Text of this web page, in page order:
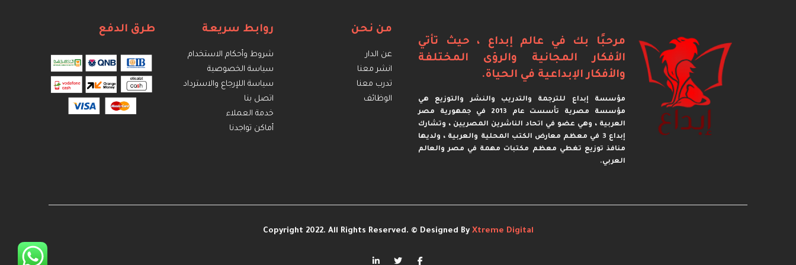
مرحبًا بك في عالم إبداع ، حيث تأتي
الأفكار المجانية والرؤى المختلفة
والأفكار الإبداعية في الحياة.
مؤسسة إبداع للترجمة والتدريب والنشر والتوزيع هي
مؤسسة مصرية تأسست عام 2013 في جمهورية مصر
العربية ، وهي عضو في اتحاد الناشرين المصريين ، وتشارك
إبداع 3 في معظم معارض الكتب المحلية والعربية ، ولديها
منافذ توزيع تغطي معظم مكتبات مهمة في مصر والعالم
العربي.
من نحن
عن الدار
انشر معنا
تدرب معنا
الوظائف
روابط سريعة
شروط وأحكام الاستخدام
سياسة الخصوصية
سياسة اللإرجاع والاسترداد
اتصل بنا
خدمة العملاء
أماكن تواجدنا
طرق الدفع
Copyright 2022. All Rights Reserved. © Designed ByXtreme Digital